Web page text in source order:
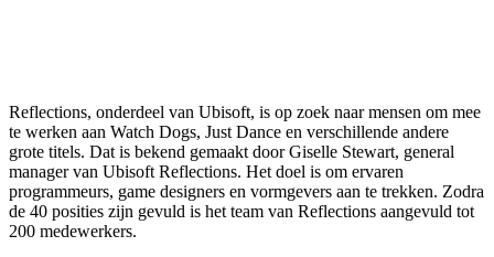
Reflections, onderdeel van Ubisoft, is op zoek naar mensen om mee
te werken aan Watch Dogs, Just Dance en verschillende andere
grote titels. Dat is bekend gemaakt door Giselle Stewart, general
manager van Ubisoft Reflections. Het doel is om ervaren
programmeurs, game designers en vormgevers aan te trekken. Zodra
de 40 posities zijn gevuld is het team van Reflections aangevuld tot
200 medewerkers.